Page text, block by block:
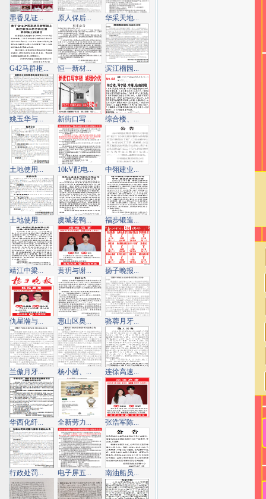
墨香见证... 原人保后... 华采天地...
G42马群枢... 恒一新材... 滨江榴园...
姚玉华与... 新街口写... 综合楼、...
土地使用... 10kV配电... 中翎建业...
土地使用... 虞城老鸭... 福步锻造...
靖江中梁... 黄玥与谢... 扬子晚报...
仇星瀚与... 惠山区奥... 骆蓉月牙...
兰傲月牙... 杨小茜、... 连徐高速...
华西化纤... 全新劳力... 张浩军陈...
行政处罚... 电子屏五... 南油船员...